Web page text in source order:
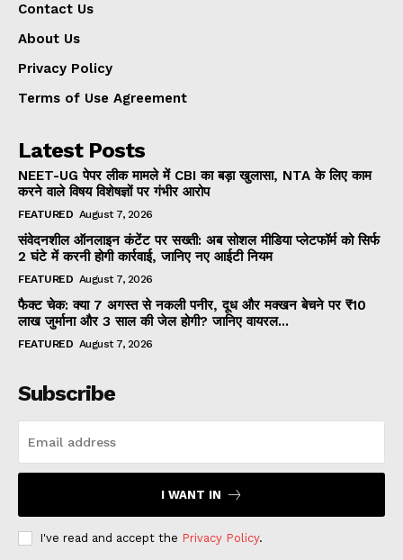
Contact Us
About Us
Privacy Policy
Terms of Use Agreement
Latest Posts
NEET-UG पेपर लीक मामले में CBI का बड़ा खुलासा, NTA के लिए काम
करने वाले विषय विशेषज्ञों पर गंभीर आरोप
FEATURED August 7, 2026
संवेदनशील ऑनलाइन कंटेंट पर सख्ती: अब सोशल मीडिया प्लेटफॉर्म को सिर्फ
2 घंटे में करनी होगी कार्रवाई, जानिए नए आईटी नियम
FEATURED August 7, 2026
फैक्ट चेक: क्या 7 अगस्त से नकली पनीर, दूध और मक्खन बेचने पर ₹10
लाख जुर्माना और 3 साल की जेल होगी? जानिए वायरल...
FEATURED August 7, 2026
Subscribe
I WANT IN
I've read and accept the Privacy Policy.